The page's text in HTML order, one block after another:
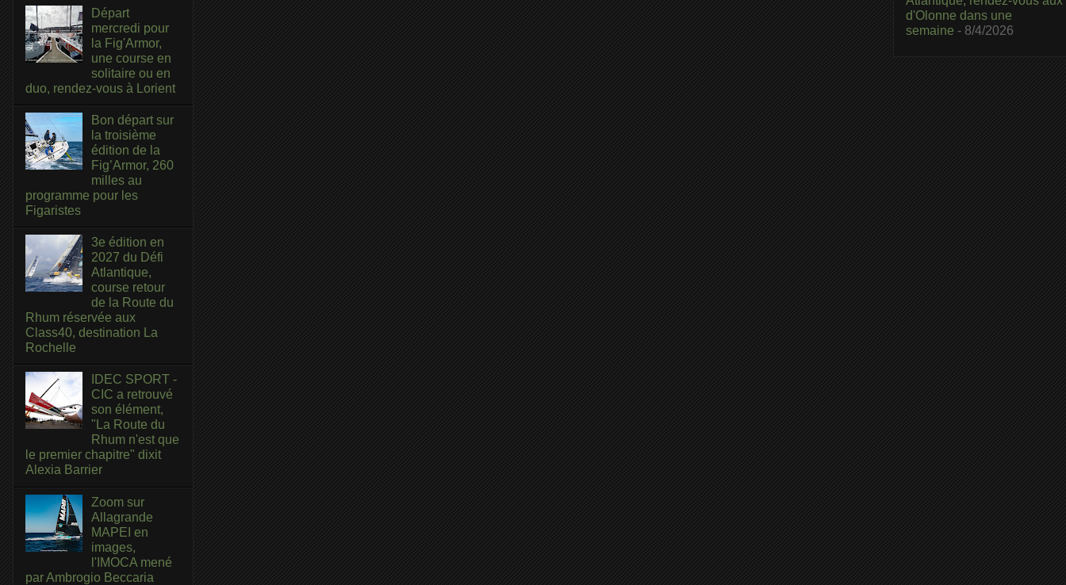
Départ
mercredi pour
la Fig'Armor,
une course en
solitaire ou en
duo, rendez-vous à Lorient
Bon départ sur
la troisième
édition de la
Fig’Armor, 260
milles au
programme pour les
Figaristes
3e édition en
2027 du Défi
Atlantique,
course retour
de la Route du
Rhum réservée aux
Class40, destination La
Rochelle
IDEC SPORT -
CIC a retrouvé
son élément,
"La Route du
Rhum n'est que
le premier chapitre" dixit
Alexia Barrier
Zoom sur
Allagrande
MAPEI en
images,
l'IMOCA mené
par Ambrogio Beccaria
d'Olonne dans une
semaine - 8/4/2026